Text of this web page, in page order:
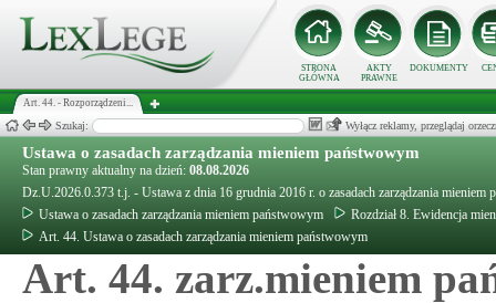
STRONA
GŁÓWNA
AKTY
PRAWNE
DOKUMENTY
Art. 44. - Rozporządzeni...
Szukaj: Wyłącz reklamy, przeglądaj
Ustawa o zasadach zarządzania mieniem państwowym
Stan prawny aktualny na dzień: 08.08.2026
Dz.U.2026.0.373 t.j. - Ustawa z dnia 16 grudnia 2016 r. o zasadach zarządzania mieniem
Ustawa o zasadach zarządzania mieniem państwowym
Rozdział 8. Ewidencja
Art. 44. Ustawa o zasadach zarządzania mieniem państwowym
Art. 44. zarz.mieniem